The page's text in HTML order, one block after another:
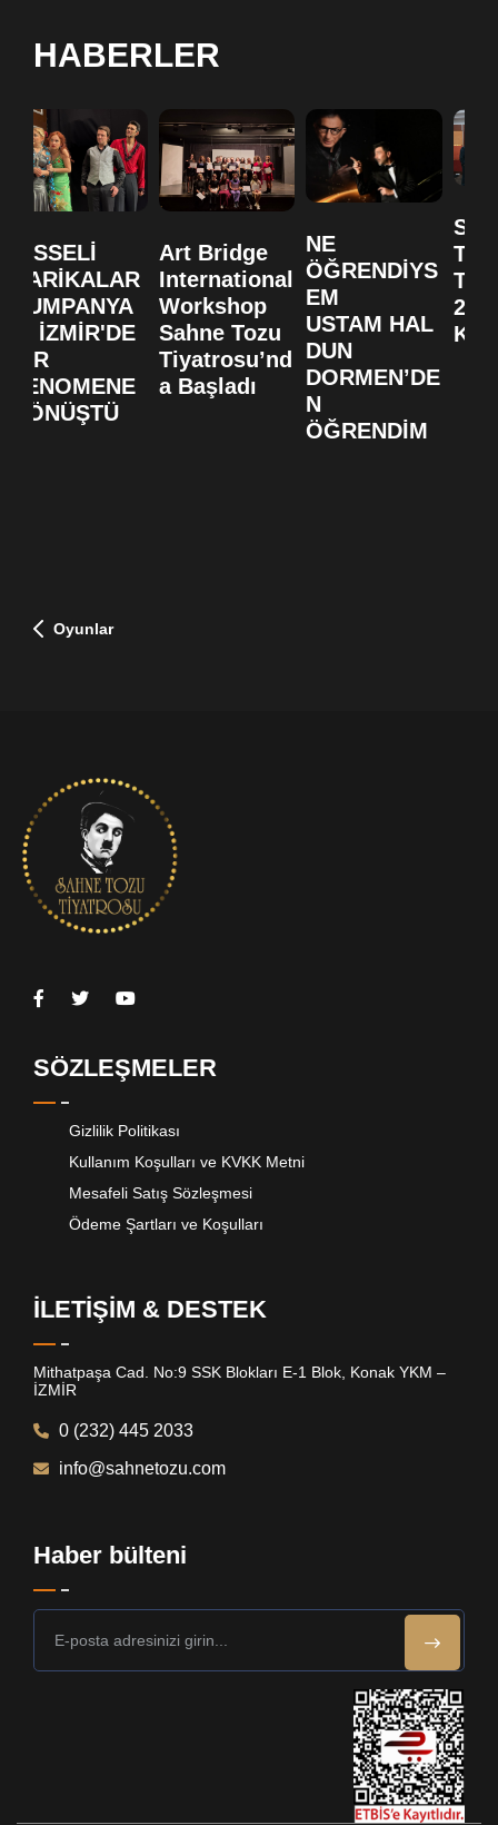
HABERLER
HİSSELİ
HARİKALAR
KUMPANYA
SI İZMİR'DE
BİR
FENOMENE
DÖNÜŞTÜ
Art Bridge
International
Workshop
Sahne Tozu
Tiyatrosu’nd
a Başladı
NE
ÖĞRENDİYS
EM
USTAM HAL
DUN
DORMEN’DE
N
ÖĞRENDİM
20.
Oyunlar
SÖZLEŞMELER
Gizlilik Politikası
Kullanım Koşulları ve KVKK Metni
Mesafeli Satış Sözleşmesi
Ödeme Şartları ve Koşulları
İLETİŞİM & DESTEK
Mithatpaşa Cad. No:9 SSK Blokları E-1 Blok, Konak YKM –
İZMİR
0 (232) 445 2033
info@sahnetozu.com
Haber bülteni